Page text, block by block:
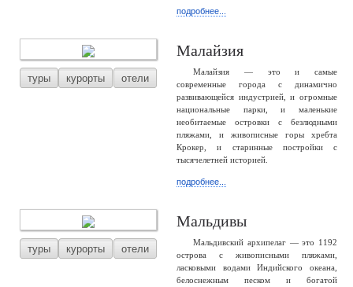
подробнее...
туры курорты отели
Малайзия
Малайзия — это и самые
современные города с динамично
развивающейся индустрией, и огромные
национальные парки, и маленькие
необитаемые островки с безлюдными
пляжами, и живописные горы хребта
Крокер, и старинные постройки с
тысячелетней историей.
подробнее...
туры курорты отели
Мальдивы
Мальдивский архипелаг — это 1192
острова с живописными пляжами,
ласковыми водами Индийского океана,
белоснежным песком и богатой